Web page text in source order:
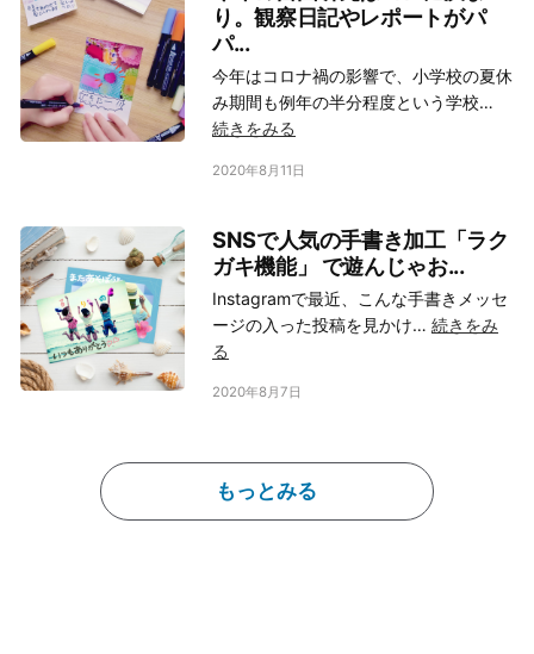
り。観察日記やレポートがパ
パ...
今年はコロナ禍の影響で、小学校の夏休
み期間も例年の半分程度という学校…
続きをみる
2020年8月11日
SNSで人気の手書き加工「ラク
ガキ機能」 で遊んじゃお...
Instagramで最近、こんな手書きメッセ
ージの入った投稿を見かけ…続きをみ
る
2020年8月7日
もっとみる